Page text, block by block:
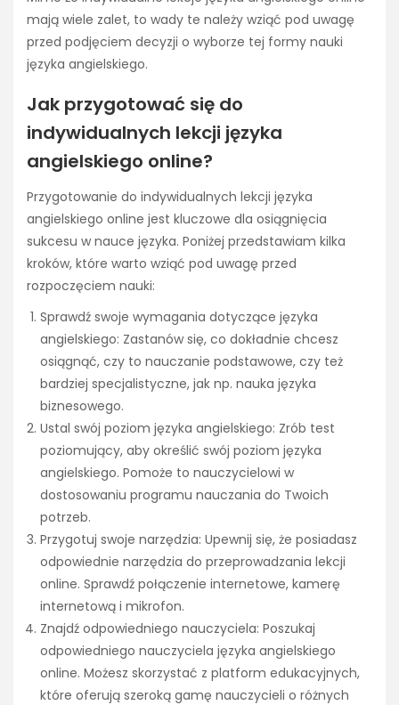
mają wiele zalet, to wady te należy wziąć pod uwagę
przed podjęciem decyzji o wyborze tej formy nauki
języka angielskiego.
Jak przygotować się do
indywidualnych lekcji języka
angielskiego online?
Przygotowanie do indywidualnych lekcji języka
angielskiego online jest kluczowe dla osiągnięcia
sukcesu w nauce języka. Poniżej przedstawiam kilka
kroków, które warto wziąć pod uwagę przed
rozpoczęciem nauki:
Sprawdź swoje wymagania dotyczące języka
angielskiego: Zastanów się, co dokładnie chcesz
osiągnąć, czy to nauczanie podstawowe, czy też
bardziej specjalistyczne, jak np. nauka języka
biznesowego.
Ustal swój poziom języka angielskiego: Zrób test
poziomujący, aby określić swój poziom języka
angielskiego. Pomoże to nauczycielowi w
dostosowaniu programu nauczania do Twoich
potrzeb.
Przygotuj swoje narzędzia: Upewnij się, że posiadasz
odpowiednie narzędzia do przeprowadzania lekcji
online. Sprawdź połączenie internetowe, kamerę
internetową i mikrofon.
Znajdź odpowiedniego nauczyciela: Poszukaj
odpowiedniego nauczyciela języka angielskiego
online. Możesz skorzystać z platform edukacyjnych,
które oferują szeroką gamę nauczycieli o różnych